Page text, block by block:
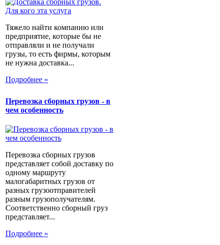
Тяжело найти компанию или
предприятие, которые бы не
отправляли и не получали
грузы, то есть фирмы, которым
не нужна доставка...
Подробнее »
Перевозка сборных грузов - в
чем особенность
Перевозка сборных грузов
представляет собой доставку по
одному маршруту
малогабаритных грузов от
разных грузоотправителей
разным грузополучателям.
Соответственно сборный груз
представляет...
Подробнее »